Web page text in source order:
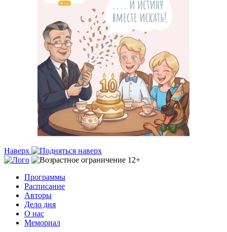
Наверх
Программы
Расписание
Авторы
Дело дня
О нас
Мемориал